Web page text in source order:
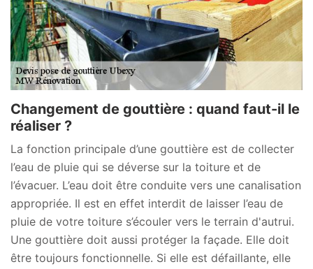
Changement de gouttière : quand faut-il le
réaliser ?
La fonction principale d’une gouttière est de collecter
l’eau de pluie qui se déverse sur la toiture et de
l’évacuer. L’eau doit être conduite vers une canalisation
appropriée. Il est en effet interdit de laisser l’eau de
pluie de votre toiture s’écouler vers le terrain d'autrui.
Une gouttière doit aussi protéger la façade. Elle doit
être toujours fonctionnelle. Si elle est défaillante, elle